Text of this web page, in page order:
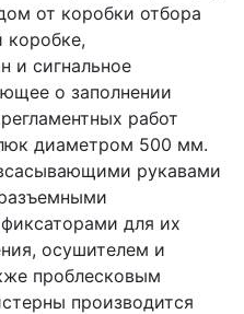
от коробки отбора
коробке,
и сигнальное
о заполнении
работ
диаметром 500 мм.
рукавами
для их
осушителем и
проблесковым
производится